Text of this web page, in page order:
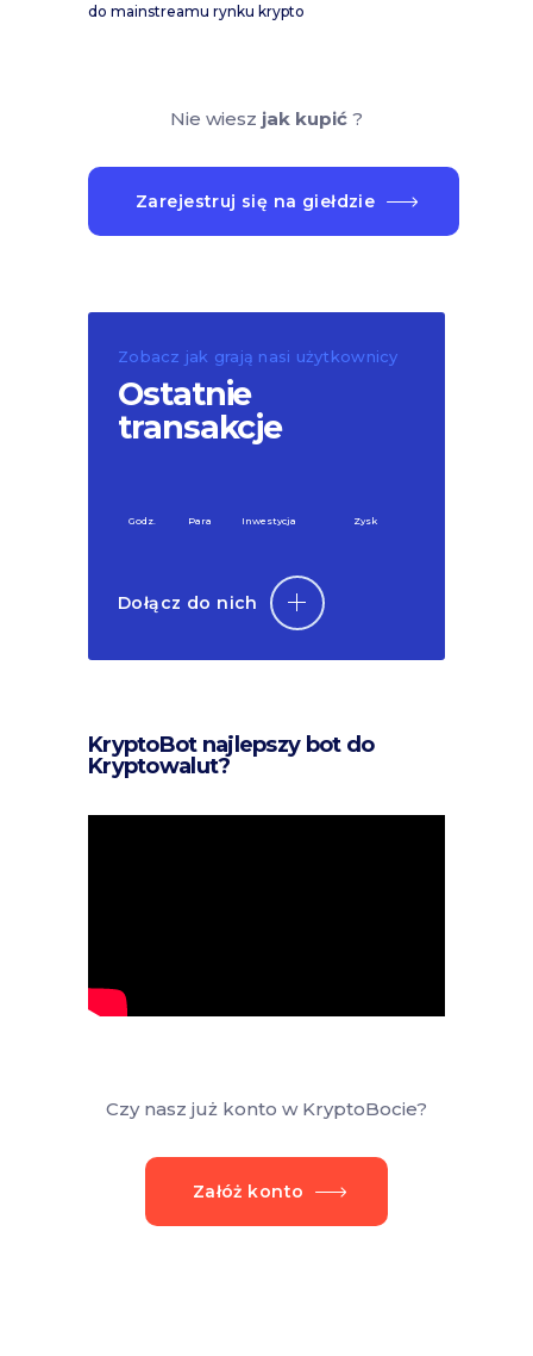
do mainstreamu rynku krypto
Nie wiesz jak kupić?
Zarejestruj się na giełdzie
Zobacz jak grają nasi użytkownicy
Ostatnie
transakcje
Godz. Para Inwestycja Zysk
Dołącz do nich
KryptoBot najlepszy bot do
Kryptowalut?
Czy nasz już konto w KryptoBocie?
Załóż konto